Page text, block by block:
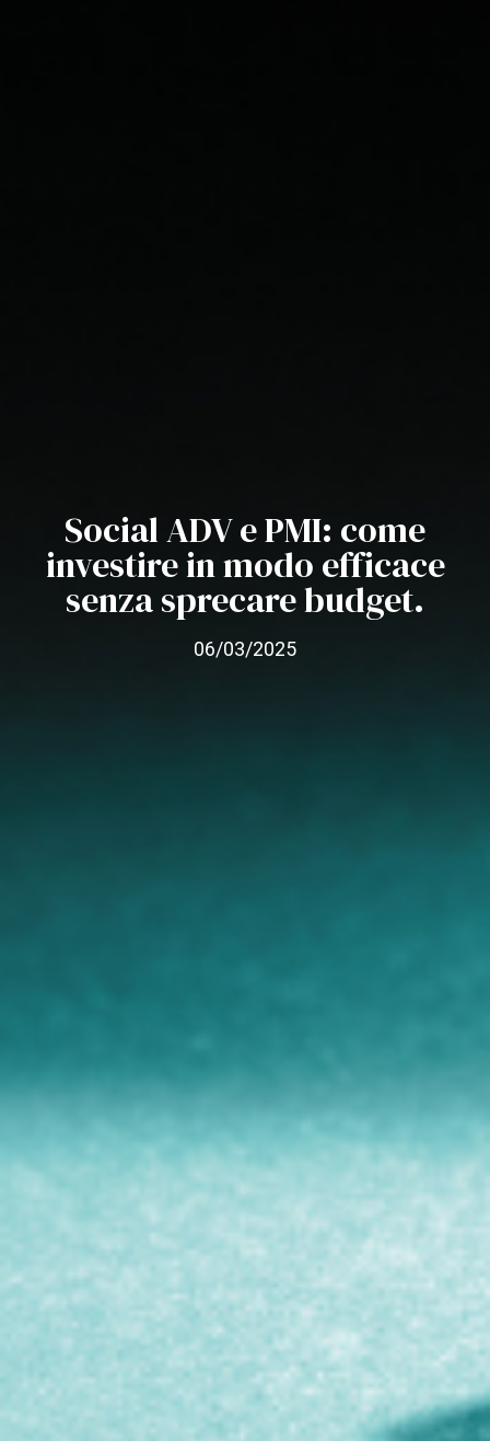
Social ADV e PMI: come
investire in modo efficace
senza sprecare budget.
06/03/2025